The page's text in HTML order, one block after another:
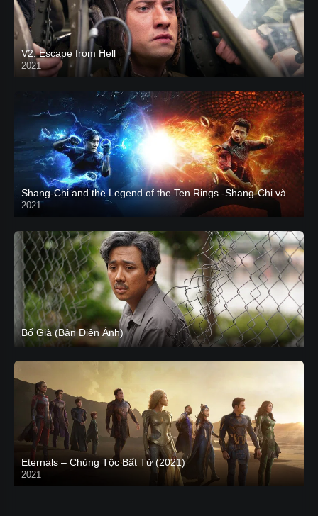
V2. Escape from Hell
2021
2021
CAM
Bố Già (Bản Điện Ảnh)
Eternals – Chủng Tộc Bất Tử (2021)
2021
Trailer